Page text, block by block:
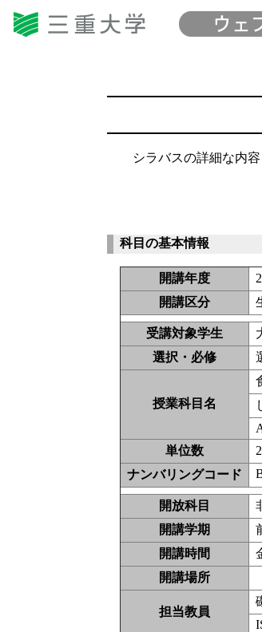
シラバスの詳細な内容
科目の基本情報
開講年度
開講区分
受講対象学生
選択・必修
授業科目名
単位数
ナンバリングコード
開放科目
開講学期
開講時間
開講場所
担当教員